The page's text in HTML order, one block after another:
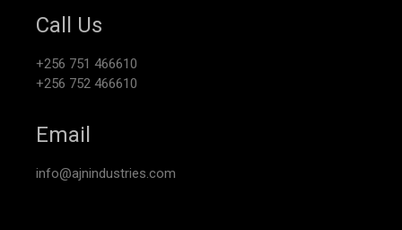
Call Us
+256 751 466610
+256 752 466610
Email
info@ajnindustries.com